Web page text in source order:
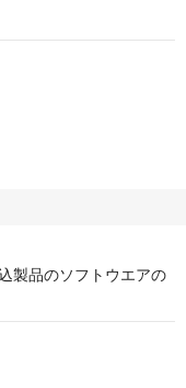
製品のソフトウエアの